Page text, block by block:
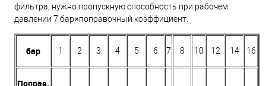
фильтра, нужно пропускную способность при рабочем
давлении 7 бар×поправочный коэффициент.
бар 1 2 3 4 5 6 7 8 10 12 14 16
Поправ.